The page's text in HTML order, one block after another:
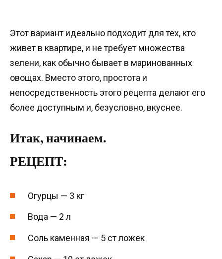
Этот вариант идеально подходит для тех, кто
живет в квартире, и не требует множества
зелени, как обычно бывает в маринованных
овощах. Вместо этого, простота и
непосредственность этого рецепта делают его
более доступным и, безусловно, вкуснее.
Итак, начинаем.
РЕЦЕПТ:
Огурцы — 3 кг
Вода — 2 л
Соль каменная — 5 ст ложек